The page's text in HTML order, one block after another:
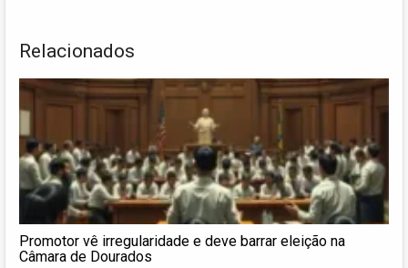
Relacionados
Promotor vê irregularidade e deve barrar eleição na
Câmara de Dourados